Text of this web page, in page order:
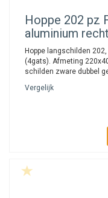
Hoppe 202 pz
aluminium
Hoppe langschilden
(4gats). Afmeting
schilden zware dubbel
Vergelijk